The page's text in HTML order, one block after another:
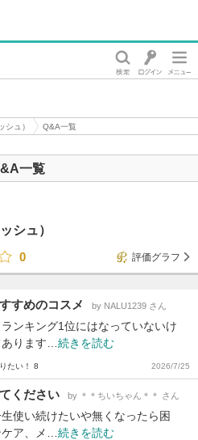
シュ）
Q&A一覧
一覧
シュ）
0
評価グラフ
すめのコスメ by NALU1239 さん
ンキング1位にはなっていないけ
ります… 続きを読む
たい！ 8 2026/7/25
ください by ＊＊ちいちゃん＊＊ さん
使い続けたいや無くなったら困
ア、メ… 続きを読む